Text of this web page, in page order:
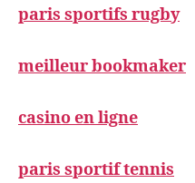
paris sportifs rugby
meilleur bookmaker
casino en ligne
paris sportif tennis